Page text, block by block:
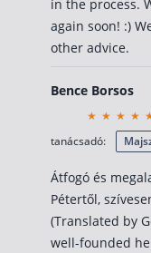
in the process.
again soon! :)
other advice.
Bence Borsos
tanácsadó:
Átfogó és
Pétertől,
(Translated by
well-founded